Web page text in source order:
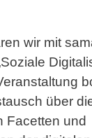
wir mit
über
Facetten und